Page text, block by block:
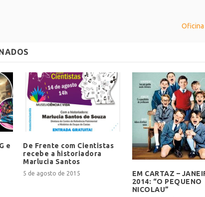
Oficina
e
De Frente com Cientistas
recebe a historiadora
Marlucia Santos
5 de agosto de 2015
EM CARTAZ –
2014: “O PEQUENO
NICOLAU”